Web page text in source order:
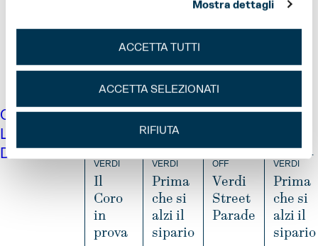
Mostra dettagli
ACCETTA TUTTI
ACCETTA SELEZIONATI
RIFIUTA
Condividi
CA
LEN
DARIO
VERDI
Il
Coro
in
prova
12 SET
VERDI
Prima
che si
alzi il
sipario
OFF
Verdi
Street
Parade
FESTIVAL
VERDI
Prima
che si
alzi il
sipario